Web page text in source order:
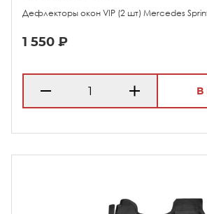
Дефлекторы окон VIP (2 шт) Mercedes
1 550 ₽
В